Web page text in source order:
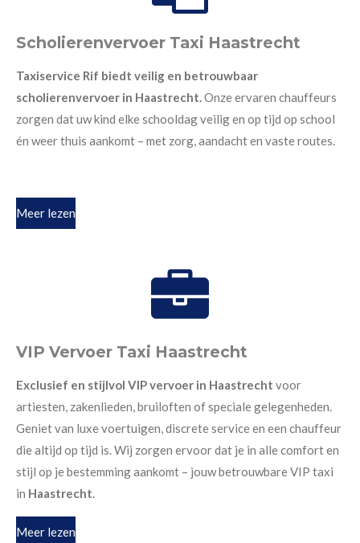
Scholierenvervoer Taxi Haastrecht
Taxiservice Rif biedt veilig en betrouwbaar
scholierenvervoer in Haastrecht.Onze ervaren chauffeurs
zorgen dat uw kind elke schooldag veilig en op tijd op school
én weer thuis aankomt – met zorg, aandacht en vaste routes.
Meer lezen
VIP Vervoer Taxi Haastrecht
Exclusief en stijlvol VIP vervoer in Haastrecht voor
artiesten, zakenlieden, bruiloften of speciale gelegenheden.
Geniet van luxe voertuigen, discrete service en een chauffeur
die altijd op tijd is. Wij zorgen ervoor dat je in alle comfort en
stijl op je bestemming aankomt – jouw betrouwbare VIP taxi
in Haastrecht
Meer lezen